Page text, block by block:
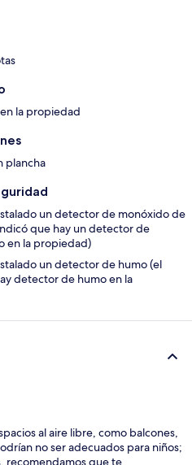
la propiedad
plancha
un detector de monóxido de
que hay un detector de
en la propiedad)
un detector de humo (el
detector de humo en la
al aire libre, como balcones,
no ser adecuados para niños;
recomendamos que te